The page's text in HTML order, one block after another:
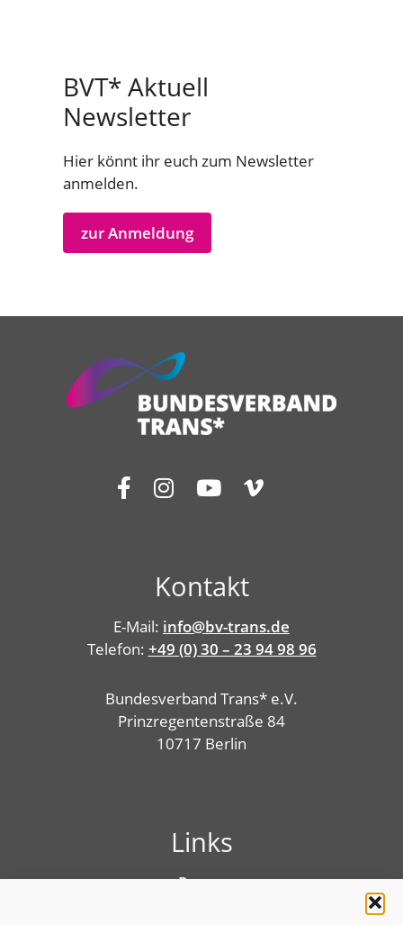
BVT* Aktuell
Newsletter
Hier könnt ihr euch zum Newsletter
anmelden.
zur Anmeldung
Kontakt
E-Mail: info@bv-trans.de
Telefon: +49 (0) 30 – 23 94 98 96
Bundesverband Trans* e.V.
Prinzregentenstraße 84
10717 Berlin
Links
Presse